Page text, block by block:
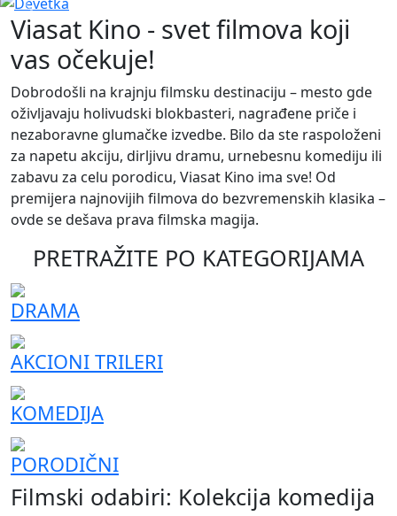
Previous
Viasat Kino - svet filmova koji
vas očekuje!
Dobrodošli na krajnju filmsku destinaciju – mesto gde
oživljavaju holivudski blokbasteri, nagrađene priče i
nezaboravne glumačke izvedbe. Bilo da ste raspoloženi
za napetu akciju, dirljivu dramu, urnebesnu komediju ili
zabavu za celu porodicu, Viasat Kino ima sve! Od
premijera najnovijih filmova do bezvremenskih klasika –
ovde se dešava prava filmska magija.
PRETRAŽITE PO KATEGORIJAMA
DRAMA
AKCIONI TRILERI
KOMEDIJA
PORODIČNI
Filmski odabiri: Kolekcija komedija